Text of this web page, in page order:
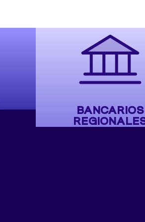
BANCARIOS